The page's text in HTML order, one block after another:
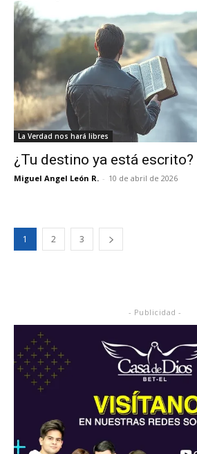
La Verdad nos hará libres
¿Tu destino ya está escrito?
Miguel Angel León R. - 10 de abril de 2026
1 2 3
- Publicidad -